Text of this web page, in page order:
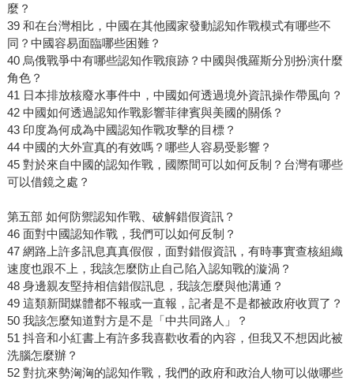
麼？
39 和在台灣相比，中國在其他國家發動認知作戰模式有哪些不
同？中國容易面臨哪些困難？
40 烏俄戰爭中有哪些認知作戰痕跡？中國與俄羅斯分別扮演什麼
角色？
41 日本排放核廢水事件中，中國如何透過境外資訊操作帶風向？
42 中國如何透過認知作戰影響菲律賓與美國的關係？
43 印度為何成為中國認知作戰攻擊的目標？
44 中國的大外宣真的有效嗎？哪些人容易受影響？
45 對於來自中國的認知作戰，國際間可以如何反制？台灣有哪些
可以借鏡之處？
第五部 如何防禦認知作戰、破解錯假資訊？
46 面對中國認知作戰，我們可以如何反制？
47 網路上許多訊息真真假假，面對錯假資訊，有時事實查核組織
速度也跟不上，我該怎麼防止自己陷入認知戰的漩渦？
48 身邊親友堅持相信錯假訊息，我該怎麼與他溝通？
49 這類新聞媒體都不報或一直報，記者是不是都被政府收買了？
50 我該怎麼知道對方是不是「中共同路人」？
51 抖音和小紅書上有許多我喜歡收看的內容，但我又不想因此被
洗腦怎麼辦？
52 對抗來勢洶洶的認知作戰，我們的政府和政治人物可以做哪些